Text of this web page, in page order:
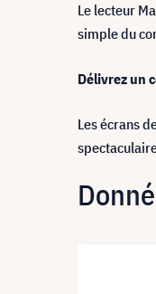
Le lecteur
simple du
Délivrez un
Les écrans